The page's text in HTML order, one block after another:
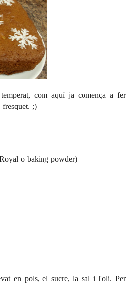
com aquí ja comença a fer
fresquet. ;)
o baking powder)
en pols, el sucre, la sal i l'oli. Per